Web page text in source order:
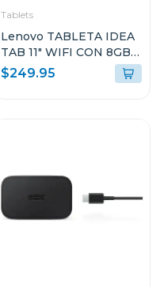
Tablets
Lenovo TABLETA IDEA
TAB 11" WIFI CON 8GB
RAM Y 128GB
ALMACENAMIENTO
$249.95